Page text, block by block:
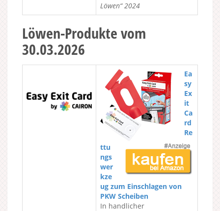
Löwen“ 2024
Löwen-Produkte vom
30.03.2026
Ea
sy
Ex
it
Ca
rd
Re
ttu
ngs
wer
kze
ug zum Einschlagen von
PKW Scheiben
In handlicher